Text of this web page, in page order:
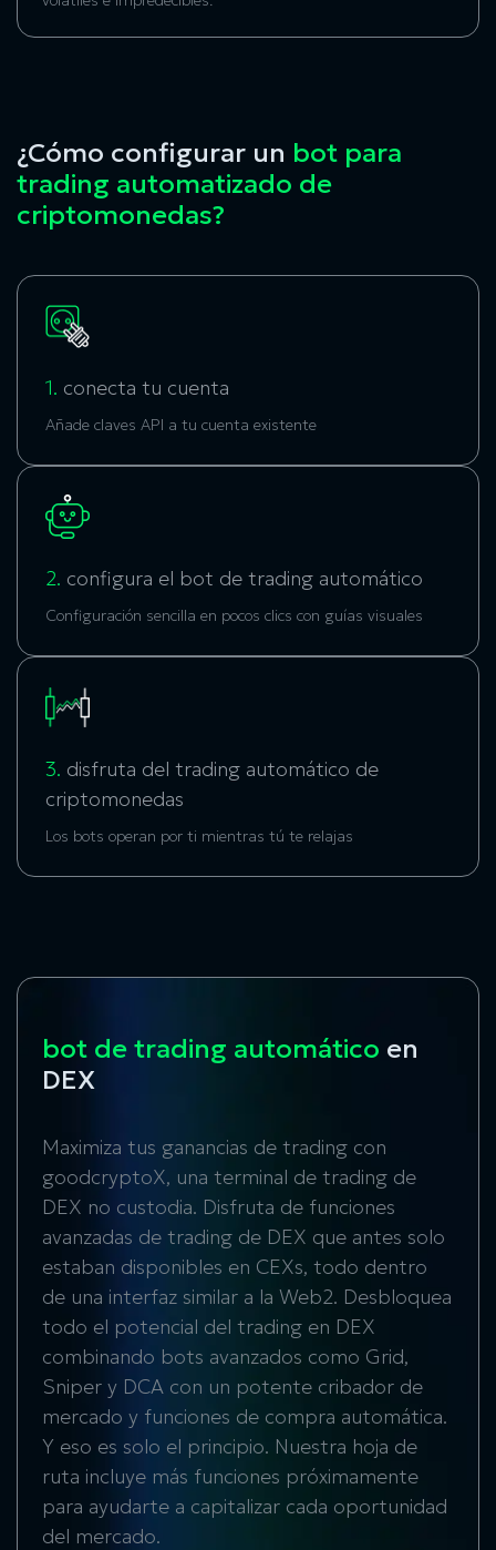
¿Cómo configurar un bot para
trading automatizado de
criptomonedas?
1. conecta tu cuenta
Añade claves API a tu cuenta existente
2. configura el bot de trading automático
Configuración sencilla en pocos clics con guías visuales
3. disfruta del trading automático de
criptomonedas
Los bots operan por ti mientras tú te relajas
bot de trading automático en
DEX
Maximiza tus ganancias de trading con
goodcryptoX, una terminal de trading de
DEX no custodia. Disfruta de funciones
avanzadas de trading de DEX que antes solo
estaban disponibles en CEXs, todo dentro
de una interfaz similar a la Web2. Desbloquea
todo el potencial del trading en DEX
combinando bots avanzados como Grid,
Sniper y DCA con un potente cribador de
mercado y funciones de compra automática.
Y eso es solo el principio. Nuestra hoja de
ruta incluye más funciones próximamente
para ayudarte a capitalizar cada oportunidad
del mercado.